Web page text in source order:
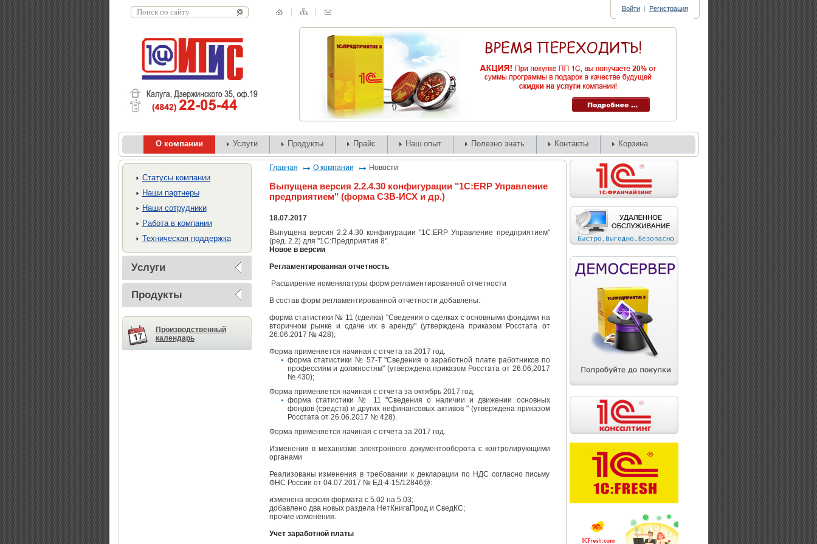
Войти | Регистрация
О компании Услуги Продукты Прайс Наш опыт Полезно знать Контакты Корзина
Cтатусы компании
Наши партнеры
Наши сотрудники
Работа в компании
Техническая поддержка
Услуги
Продукты
Производственный
календарь
Главная О компании Новости
Выпущена версия 2.2.4.30 конфигурации "1С:ERP Управление
предприятием" (форма СЗВ-ИСХ и др.)
18.07.2017
Выпущена версия 2.2.4.30 конфигурации "1С:ERP Управление предприятием"
(ред. 2.2) для "1С:Предприятия 8".
Новое в версии
Регламентированная отчетность
Расширение номенклатуры форм регламентированной отчетности
В состав форм регламентированной отчетности добавлены:
форма статистики № 11 (сделка) "Сведения о сделках с основными фондами на
вторичном рынке и сдаче их в аренду" (утверждена приказом Росстата от
26.06.2017 № 428);
Форма применяется начиная с отчета за 2017 год.
форма статистики № 57-Т "Сведения о заработной плате работников по
профессиям и должностям" (утверждена приказом Росстата от 26.06.2017
№ 430);
Форма применяется начиная с отчета за октябрь 2017 год.
форма статистики № 11 "Сведения о наличии и движении основных
фондов (средств) и других нефинансовых активов " (утверждена приказом
Росстата от 26.06.2017 № 428).
Форма применяется начиная с отчета за 2017 год.
Изменения в механизме электронного документооборота с контролирующими
органами
Реализованы изменения в требовании к декларации по НДС согласно письму
ФНС России от 04.07.2017 № ЕД-4-15/12846@:
изменена версия формата с 5.02 на 5.03;
добавлено два новых раздела НетКнигаПрод и СведКС;
прочие изменения.
Учет заработной платы